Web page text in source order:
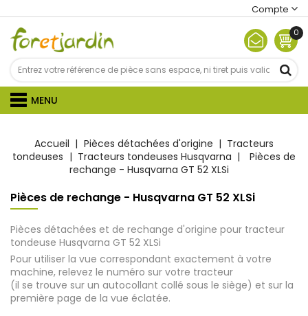
Compte
0
MENU
Accueil Pièces détachées d'origine
Tracteurs
tondeuses
Tracteurs tondeuses Husqvarna
Pièces de
rechange - Husqvarna GT 52 XLSi
Pièces de rechange - Husqvarna GT 52 XLSi
Pièces détachées et de rechange d'origine pour tracteur
tondeuse Husqvarna GT 52 XLSi
Pour utiliser la vue correspondant exactement à votre
machine, relevez le numéro sur votre tracteur
(il se trouve sur un autocollant collé sous le siège) et sur la
première page de la vue éclatée.